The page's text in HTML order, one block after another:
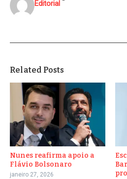
Editorial
Related Posts
Nunes reafirma apoio a
Flávio Bolsonaro
janeiro 27, 2026